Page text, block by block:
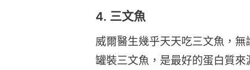
4. 三文魚
威爾醫生幾乎天天吃三文魚，
罐裝三文魚，是最好的蛋白質